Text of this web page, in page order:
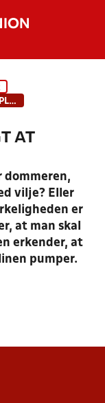
NYHEDER
SVIATCHENKO: VIGTIGT AT BEVARE FAIRPLAY
AT
dommeren,
vilje? Eller
er
at man skal
erkender, at
pumper.